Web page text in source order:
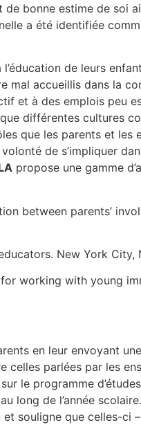
bonne estime de soi
a été identifiée
de leurs
mal accueillis dans la
et à des emplois peu
différentes cultures
que les parents et les
de s’impliquer
propose une gamme
between parents’
New York
working with young
en leur envoyant
parlées par les
le programme
de l’année
souligne que celles-ci